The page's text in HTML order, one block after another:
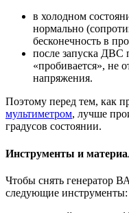
в холодном
нормально
бесконечность в
после запуска ДВС
«пробивается», не
напряжения.
Поэтому перед тем, как
мультиметром, лучше
градусов состоянии.
Инструменты и
Чтобы снять генератор
следующие инструменты: